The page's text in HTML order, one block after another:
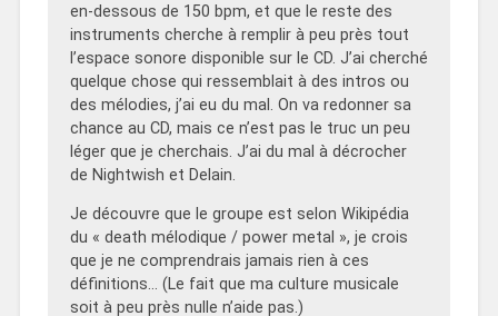
en-dessous de 150 bpm, et que le reste des
instruments cherche à remplir à peu près tout
l’espace sonore disponible sur le CD. J’ai cherché
quelque chose qui ressemblait à des intros ou
des mélodies, j’ai eu du mal. On va redonner sa
chance au CD, mais ce n’est pas le truc un peu
léger que je cherchais. J’ai du mal à décrocher
de Nightwish et Delain.
Je découvre que le groupe est selon Wikipédia
du « death mélodique / power metal », je crois
que je ne comprendrais jamais rien à ces
définitions… (Le fait que ma culture musicale
soit à peu près nulle n’aide pas.)